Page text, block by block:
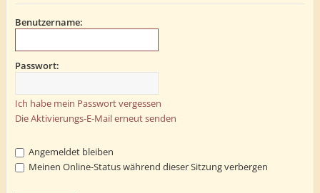
Benutzername:
Passwort:
Ich habe mein Passwort vergessen
Die Aktivierungs-E-Mail erneut senden
Angemeldet bleiben
Meinen Online-Status während dieser Sitzung verbergen